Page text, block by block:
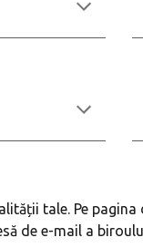
tale. Pe
de e-mail a